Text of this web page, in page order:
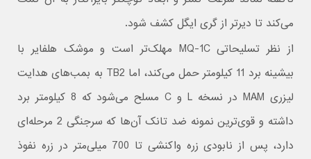
می‌کند تا دیرتر از گری ایگل کشف شود.
از نظر تسلیحاتی MQ-1C مهلک‌تر است و موشک‌ هلفایر با
بیشینه برد 11 کیلومتر حمل می‌کند، اما TB2 به بمب‌های هدایت
لیزری MAM در نسخه L و C مسلح می‌شود که 8 کیلومتر برد
داشته و قوی‌ترین نمونه ضد تانک آن‌ها که سرجنگی 2 مرحله‌ای
دارد، پس از نابودی زره واکنشی تا 700 میلی‌متر در زره نفوذ